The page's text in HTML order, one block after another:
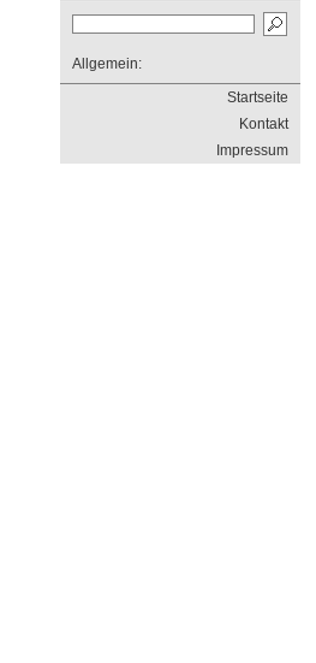
Allgemein:
Startseite
Kontakt
Impressum